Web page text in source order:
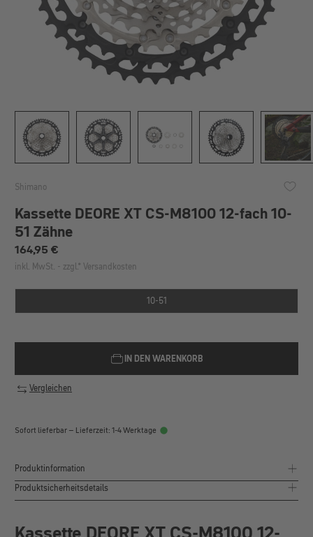
Shimano
Kassette DEORE XT CS-M8100 12-fach 10-
51 Zähne
10-51
Regulärer Preis:
164,95 €
inkl. MwSt. - zzgl.* Versandkosten
IN DEN WARENKORB
Vergleichen
Sofort lieferbar – Lieferzeit: 1-4 Werktage
Produktinformation
Produktsicherheitsdetails